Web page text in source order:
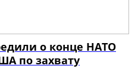
о конце НАТО
по захвату